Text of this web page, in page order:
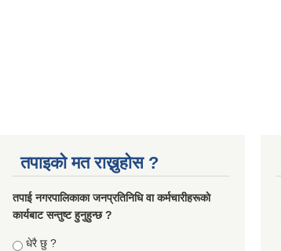
तपाइको मत राख्नुहोस ?
तपा‌ई नगरपालिकाका जनप्रतिनिधि वा कर्मचारीहरूकाे
कार्यबाट सन्तुष्ट हुनुहुन्छ ?
Choices
धेरै छु ?